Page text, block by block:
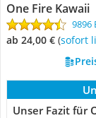
One Fire Kawaii
9896
ab 24,00 € ( Sofort
Unser Fazit für